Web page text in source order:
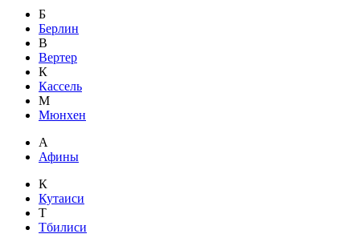
Б
Берлин
В
Вертер
К
Кассель
М
Мюнхен
А
Афины
К
Кутаиси
Т
Тбилиси